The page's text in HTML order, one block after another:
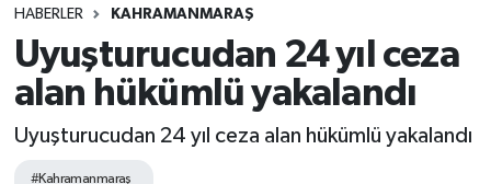
HABERLER KAHRAMANMARAŞ
Uyuşturucudan 24 yıl ceza
alan hükümlü yakalandı
Uyuşturucudan 24 yıl ceza alan hükümlü yakalandı
#Kahramanmaraş
Tüm Manşetler
Son Dakika Haberleri